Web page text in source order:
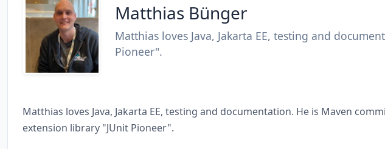
Matthias Bünger
Matthias loves Java, Jakarta EE, testing and
Pioneer".
Matthias loves Java, Jakarta EE, testing and documentation. He is Maven
extension library "JUnit Pioneer".